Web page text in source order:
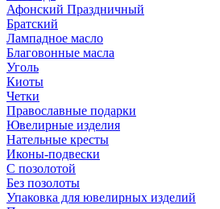
Афонский Праздничный
Братский
Лампадное масло
Благовонные масла
Уголь
Киоты
Четки
Православные подарки
Ювелирные изделия
Нательные кресты
Иконы-подвески
С позолотой
Без позолоты
Упаковка для ювелирных изделий